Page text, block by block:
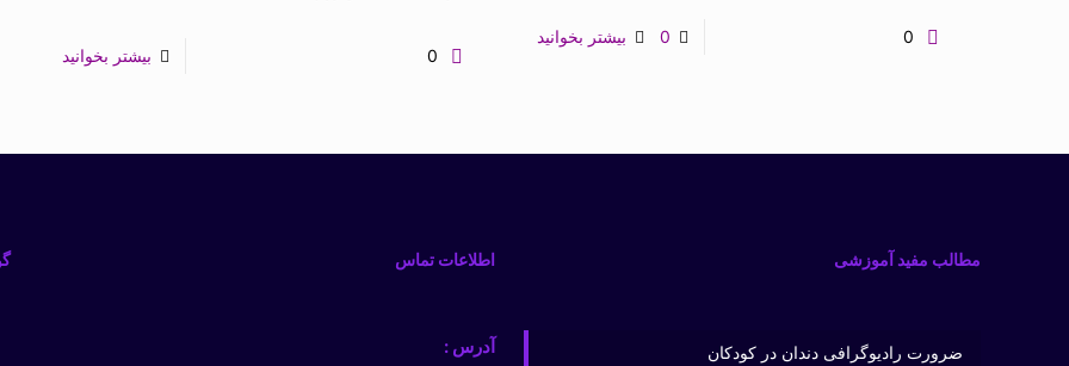
0
0 بیشتر بخوانید
0 بیشتر بخوانید
مطالب مفید آموزشی
ضرورت رادیوگرافی دندان در کودکان
اطلاعات تماس
آدرس :